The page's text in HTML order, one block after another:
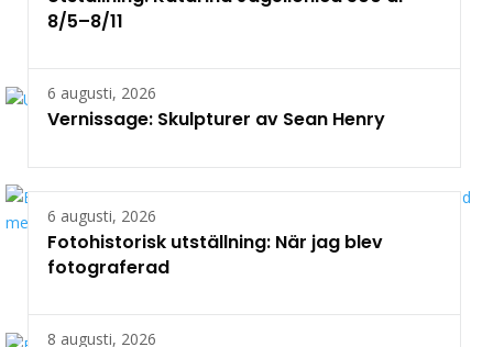
8/5–8/11
6 augusti, 2026
Vernissage: Skulpturer av Sean Henry
6 augusti, 2026
Fotohistorisk utställning: När jag blev
fotograferad
8 augusti, 2026